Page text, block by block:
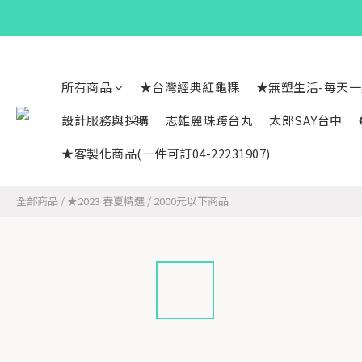
所有商品 ★台灣經典紅龜粿
★無塑生活-每天
設計服務與採購
志雄麗珠跨台丸 太郎SAY台中
★客製化商品(一件可訂04-22231907)
全部商品 / ★2023 春夏精選 / 2000元以下商品